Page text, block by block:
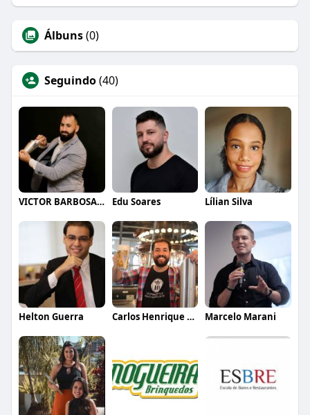
Álbuns(0)
Seguindo(40)
VICTOR BARBOSA QUARANTA Edu Soares Lílian Silva
Helton Guerra Carlos Henrique de Faria Vasconcelos Marcelo Marani